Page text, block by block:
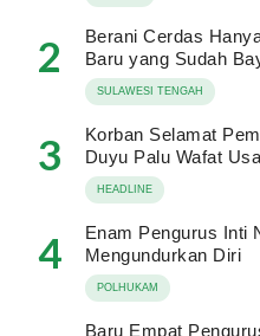
2
Berani Cerdas
Baru yang Sudah
SULAWESI TENGAH
3
Korban Selamat
Duyu Palu Wafat
HEADLINE
4
Enam Pengurus Inti
Mengundurkan Diri
POLHUKAM
Baru Empat